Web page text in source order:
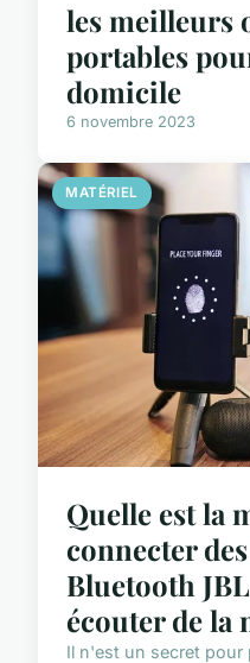
les meilleurs
portables
domicile
6 novembre 2023
MATÉRIEL
Quelle est la
connecter
Bluetooth
écouter de la
Il n'est un secret pour